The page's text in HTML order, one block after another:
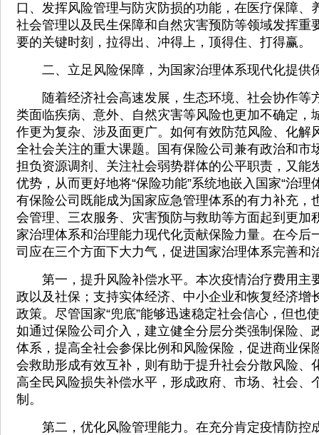
口、发挥风险管理与防灾防损的功能，在医疗保障、
社会管理以及民生保障和自然灾害预防等领域发挥重
要的关键时刻，拉得出、冲得上，顶得住、打得赢。
二、立足风险保障，为国家治理体系现代化提供
随着经济社会高速发展，生态环境、社会协作等
类面临疾病、意外、自然灾害等风险也更加不确定，
作更为复杂、涉及面更广。如何有效防范风险、化解
全社会关注的重大课题。国有保险公司兼有政治和市
担负资源调剂、关注社会弱势群体的公平职责，又能
优势，从而更好地将“保险功能”系统地嵌入国家“治理
有保险公司既能成为国家应急管理体系的有力补充，
会管理、三农服务、灾害预防与救助等方面起到更加
家治理体系和治理能力现代化贡献保险力量。在今后
司应在三个方面下大力气，促进国家治理体系完善和
第一，提升风险补偿水平。本次疫情治疗费用主
政以及社保；支持实体经济、中小企业和恢复经济增
政策。尽管国家“兜底”能够迅速稳定社会信心，但也
如通过保险公司介入，建立健全分层分类强制保险、
体系，提高全社会参保比例和风险保险，促进商业保
会救助形成有效互补，则有助于提升社会分散风险、
高全民风险损失补偿水平，形成政府、市场、社会、
制。
第二，优化风险管理能力。在充分肯定疫情防控